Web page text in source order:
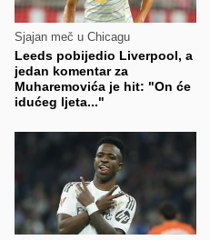
Sjajan meč u Chicagu
Leeds pobijedio Liverpool, a
jedan komentar za
Muharemovića je hit: "On će
idućeg ljeta..."